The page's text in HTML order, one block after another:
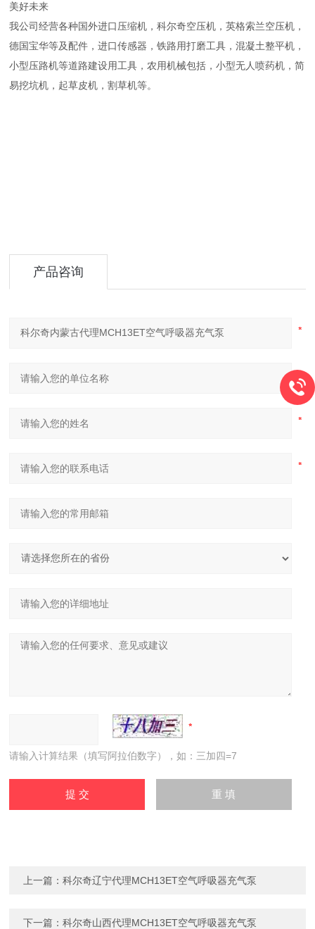
美好未来
我公司经营各种国外进口压缩机，科尔奇空压机，英格索兰空压机，
德国宝华等及配件，进口传感器，铁路用打磨工具，混凝土整平机，
小型压路机等道路建设用工具，农用机械包括，小型无人喷药机，简
易挖坑机，起草皮机，割草机等。
产品咨询
请输入计算结果（填写阿拉伯数字），如：三加四=7
上一篇：科尔奇辽宁代理MCH13ET空气呼吸器充气泵
下一篇：科尔奇山西代理MCH13ET空气呼吸器充气泵